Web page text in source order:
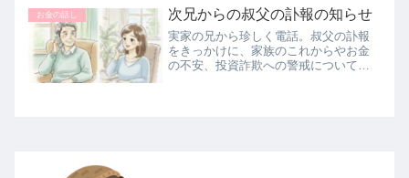
ないかと思うと一歩が踏み出せず。実
は２年前にＦＰ３級の資格を取ろうと...
お金の話し 次兄からの叔父の訃報の知らせ
実家の兄から珍しく電話。叔父の訃報
をきっかけに、家族のこれからやお金
の不安、投資詐欺への警戒について語